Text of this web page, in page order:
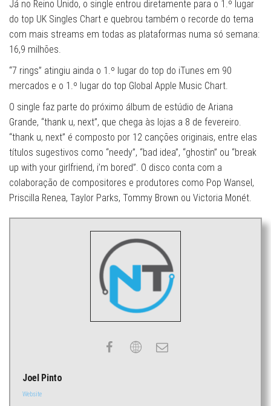
Já no Reino Unido, o single entrou diretamente para o 1.º lugar
do top UK Singles Chart e quebrou também o recorde do tema
com mais streams em todas as plataformas numa só semana:
16,9 milhões.
“7 rings” atingiu ainda o 1.º lugar do top do iTunes em 90
mercados e o 1.º lugar do top Global Apple Music Chart.
O single faz parte do próximo álbum de estúdio de Ariana
Grande, “thank u, next”, que chega às lojas a 8 de fevereiro.
“thank u, next” é composto por 12 canções originais, entre elas
títulos sugestivos como “needy”, “bad idea”, “ghostin” ou “break
up with your girlfriend, i’m bored”. O disco conta com a
colaboração de compositores e produtores como Pop Wansel,
Priscilla Renea, Taylor Parks, Tommy Brown ou Victoria Monét.
Joel Pinto
Website